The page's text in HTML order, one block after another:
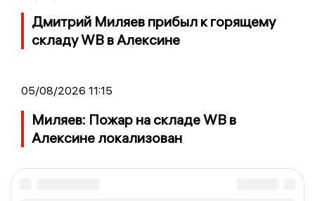
Дмитрий Миляев прибыл к горящему
складу WB в Алексине
05/08/2026 11:15
Миляев: Пожар на складе WB в
Алексине локализован